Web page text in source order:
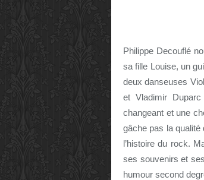
Philippe Decouflé
sa fille Louise, un
deux danseuses
et Vladimir
changeant et une
gâche pas la qualité
l’histoire du rock.
ses souvenirs et
humour second